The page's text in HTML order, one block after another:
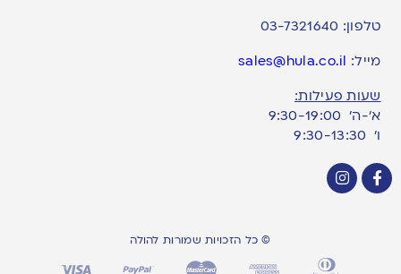
טלפון: 03-7321640
מייל: sales@hula.co.il
שעות פעילות:
א’-ה’ 9:30-19:00
ו׳ 9:30-13:30
© כל הזכויות שמורות להולה